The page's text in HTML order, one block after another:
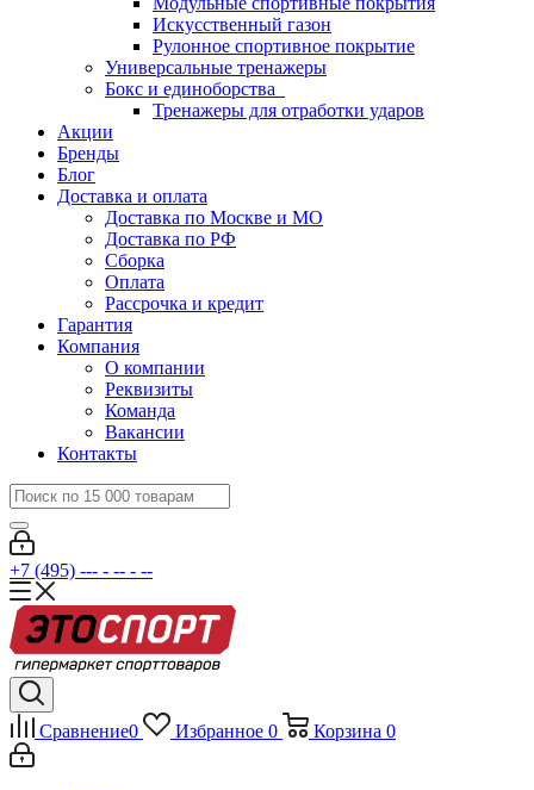
Искусственный газон
Рулонное спортивное покрытие
Универсальные тренажеры
Бокс и единоборства
Тренажеры для отработки ударов
Акции
Бренды
Блог
Доставка и оплата
Доставка по Москве и МО
Доставка по РФ
Сборка
Оплата
Рассрочка и кредит
Гарантия
Компания
О компании
Реквизиты
Команда
Вакансии
Контакты
+7 (495) --- - -- - --
Сравнение0 Избранное 0 Корзина 0